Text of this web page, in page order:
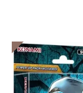
2025/9/6 遊戯
フェローズ
2025/9/5 ポケモ
ゲンガーex ス
開始致しました
MEGA スタ